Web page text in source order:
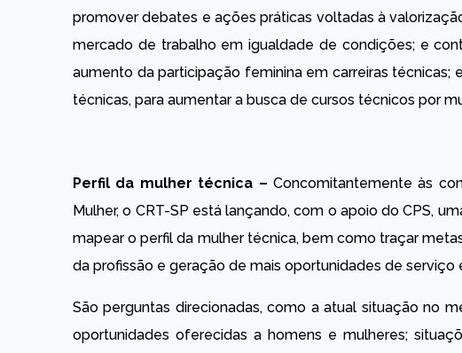
promover debates e ações práticas voltadas à
mercado de trabalho em igualdade de condições; e
aumento da participação feminina em carreiras técnicas;
técnicas, para aumentar a busca de cursos técnicos por
Perfil da mulher técnica – Concomitantemente às
Mulher, o CRT-SP está lançando, com o apoio do CPS,
mapear o perfil da mulher técnica, bem como traçar
da profissão e geração de mais oportunidades de serviço
São perguntas direcionadas, como a atual situação no
oportunidades oferecidas a homens e mulheres;